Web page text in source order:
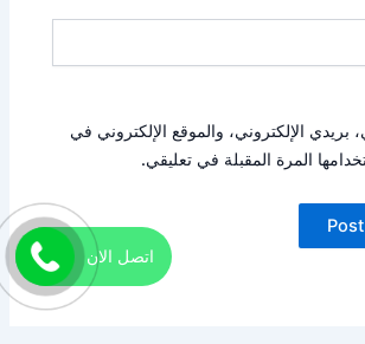
الإلكتروني، والموقع الإلكتروني في
المرة المقبلة في تعليقي.
اتصل الان